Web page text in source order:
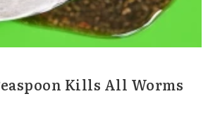
Kills All Worms